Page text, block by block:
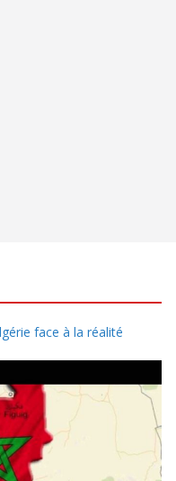
face à la réalité